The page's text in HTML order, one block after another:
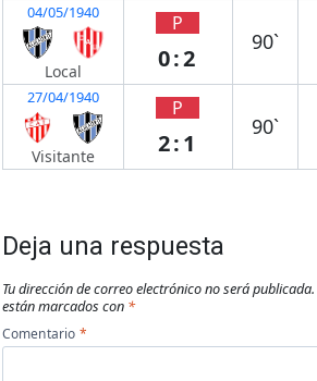
04/05/1940
Local
P
0:2
90`
27/04/1940
Visitante
P
2:1
90`
Deja una respuesta
Tu dirección de correo electrónico no será publicada.
están marcados con *
Comentario *